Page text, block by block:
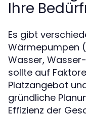
Ihre
Es gibt
Wärmepumpen
Wasser,
sollte auf
Platzangebot
gründliche
Effizienz der